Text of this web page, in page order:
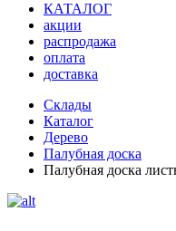
КАТАЛОГ
акции
распродажа
оплата
доставка
Склады
Каталог
Дерево
Палубная доска
Палубная доска